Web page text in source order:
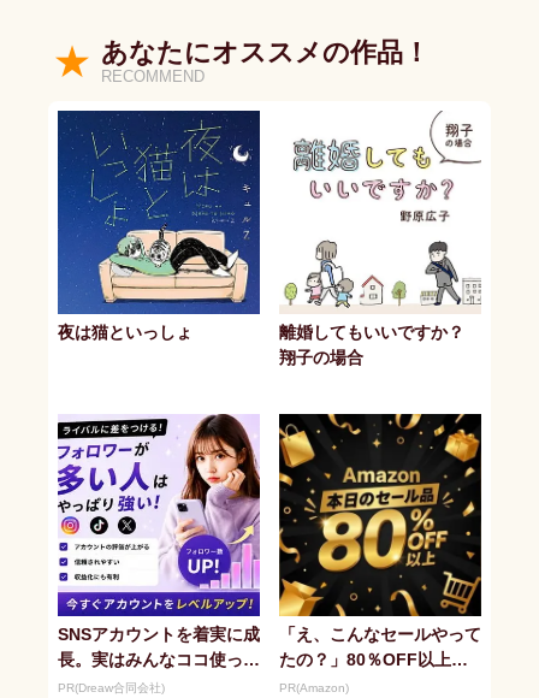
あなたにオススメの作品！
RECOMMEND
夜は猫といっしょ
離婚してもいいですか？
翔子の場合
SNSアカウントを着実に成
長。実はみんなココ使って
ます。
PR(Dreaw合同会社)
「え、こんなセールやって
たの？」80％OFF以上が
続々登場！Amazonの本気
PR(Amazon)